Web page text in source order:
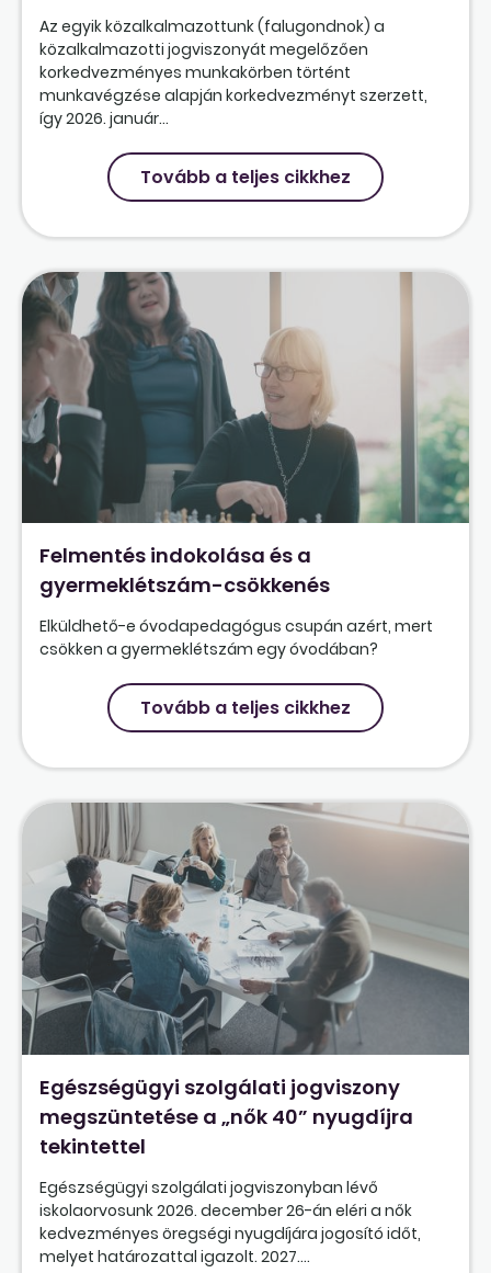
Az egyik közalkalmazottunk (falugondnok) a
közalkalmazotti jogviszonyát megelőzően
korkedvezményes munkakörben történt
munkavégzése alapján korkedvezményt szerzett,
így 2026. január...
Tovább a teljes cikkhez
Felmentés indokolása és a
gyermeklétszám-csökkenés
Elküldhető-e óvodapedagógus csupán azért, mert
csökken a gyermeklétszám egy óvodában?
Tovább a teljes cikkhez
Egészségügyi szolgálati jogviszony
megszüntetése a „nők 40” nyugdíjra
tekintettel
Egészségügyi szolgálati jogviszonyban lévő
iskolaorvosunk 2026. december 26-án eléri a nők
kedvezményes öregségi nyugdíjára jogosító időt,
melyet határozattal igazolt. 2027....